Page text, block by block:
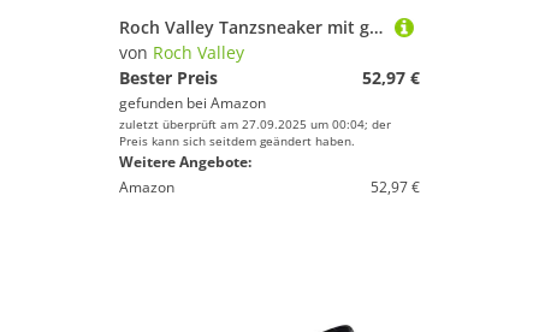
Roch Valley Tanzsneaker mit geteilter Sohle 39 Schwarz
von Roch Valley
Bester Preis
52,97 €
gefunden bei Amazon
zuletzt überprüft am 27.09.2025 um 00:04; der
Preis kann sich seitdem geändert haben.
Weitere Angebote:
Amazon
52,97 €